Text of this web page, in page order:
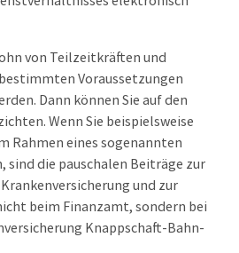
von Teilzeitkräften und
Voraussetzungen
Dann können Sie auf den
Wenn Sie beispielsweise
Rahmen eines sogenannten
sind die pauschalen Beiträge zur
und zur
beim Finanzamt, sondern bei
Knappschaft-Bahn-